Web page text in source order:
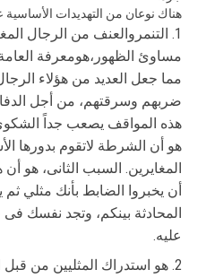
:هناك نوعان من التهدیدات الأساسیة
مساوئ الظهور،هومعرفة
مما جعل العدید من هؤلاء
ضربهم وسرقتهم، من أجل
هذه المواقف یصعب جداً
هو أن الشرطة لاتقوم بدورها
المغایرین. السبب الثانى، هو
أن یخبروا الضابط بأنك مثلي
المحادثة بینكم، وتجد نفسك
علیه.
2. هو استدراك المثلیین من